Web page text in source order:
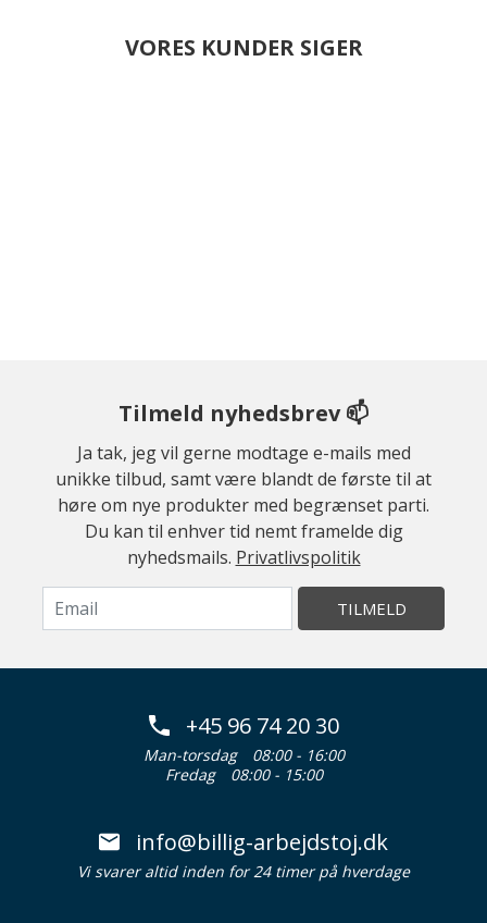
VORES KUNDER SIGER
Tilmeld nyhedsbrev 📫
Ja tak, jeg vil gerne modtage e-mails med
unikke tilbud, samt være blandt de første til at
høre om nye produkter med begrænset parti.
Du kan til enhver tid nemt framelde dig
nyhedsmails. Privatlivspolitik
TILMELD
+45 96 74 20 30
Man-torsdag
08:00 - 16:00
Fredag
08:00 - 15:00
info@billig-arbejdstoj.dk
Vi svarer altid inden for 24 timer på hverdage